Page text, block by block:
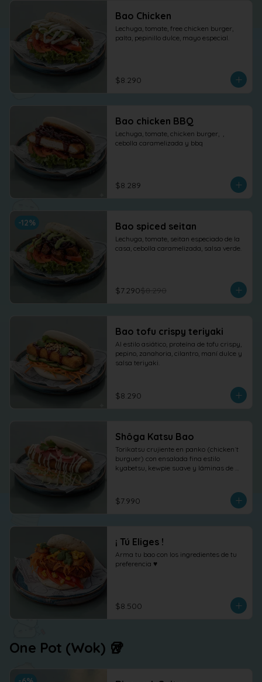
Bao Chicken
Lechuga, tomate, free chicken burger,
palta, pepinillo dulce, mayo especial.
$8.290
Bao chicken BBQ
Lechuga, tomate, chicken burger,  ,
cebolla caramelizada y bbq
$8.289
-12% Bao spiced seitan
Lechuga, tomate, seitan especiado de la
casa, cebolla caramelizada, salsa verde.
$7.290$8.290
Bao tofu crispy teriyaki
Al estilo asiático, proteína de tofu crispy,
pepino, zanahoria, cilantro, maní dulce y
salsa teriyaki.
$8.290
Shôga Katsu Bao
Torikatsu crujiente en panko (chicken´t
burguer) con ensalada fina estilo
kyabetsu, kewpie suave y láminas de
cilantro fresco.
$7.990
¡ Tú Eliges !
Arma tu bao con los ingredientes de tu
preferencia ♥
$8.500
One Pot (Wok) 🥡